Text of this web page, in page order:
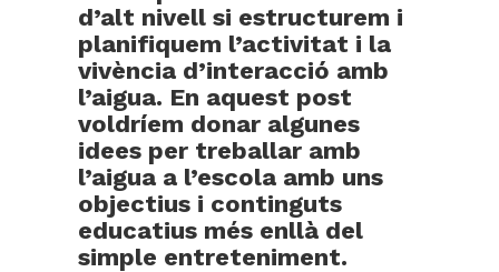
d’alt nivell si estructurem i
planifiquem l’activitat i la
vivència d’interacció amb
l’aigua. En aquest post
voldríem donar algunes
idees per treballar amb
l’aigua a l’escola amb uns
objectius i continguts
educatius més enllà del
simple entreteniment.